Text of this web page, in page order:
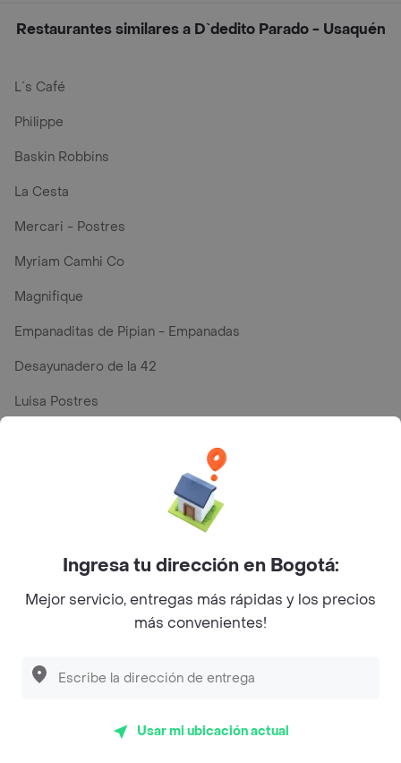
Restaurantes similares a D`dedito Parado - Usaquén
L´s Café
Philippe
Baskin Robbins
La Cesta
Mercari - Postres
Myriam Camhi Co
Magnifique
Empanaditas de Pipian - Empanadas
Desayunadero de la 42
Luisa Postres
realizadas pidiendo a domicilio de D`dedito Parado en
Bogotá y lo calificaron con un promedio de 3.5 sobre un
máximo de 5.
más importantes en Bogotá con 3.5 de rating sobre un
Ingresa tu dirección en Bogotá:
Mejor servicio, entregas más rápidas y los precios
más convenientes!
Usar mi ubicación actual